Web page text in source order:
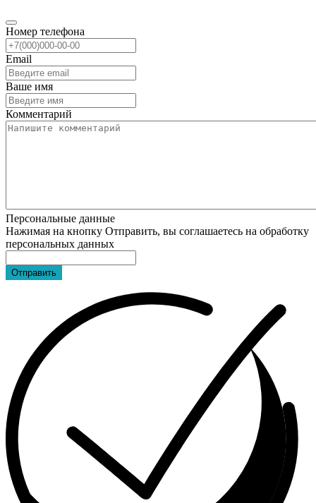
Номер телефона
Email
Ваше имя
Комментарий
Персональные данные
Нажимая на кнопку Отправить, вы соглашаетесь на обработку
персональных данных
Отправить